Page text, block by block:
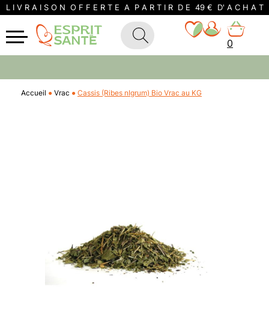
L I V R A I S O N O F F E R T E A P A R T I R D E 49 € D' A C H A T
0
Accueil Vrac Cassis (Ribes nIgrum) Bio Vrac au KG